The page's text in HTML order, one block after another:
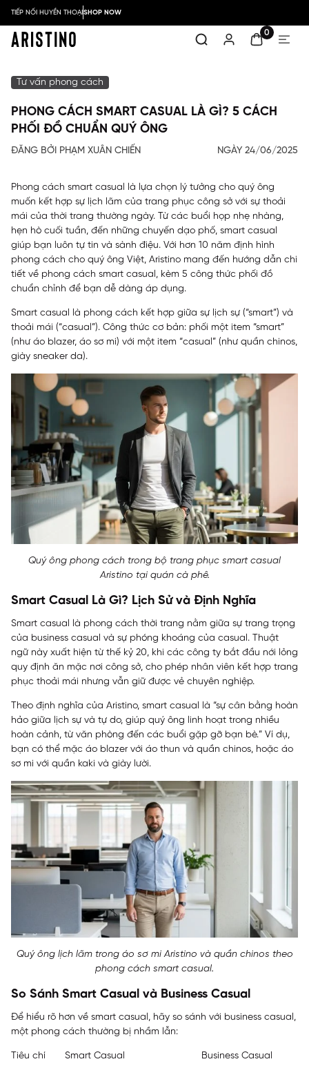
TIẾP NỐI HUYỀN THOẠISHOP NOW
0
Tư vấn phong cách
PHONG CÁCH SMART CASUAL LÀ GÌ? 5 CÁCH
PHỐI ĐỒ CHUẨN QUÝ ÔNG
ĐĂNG BỞI PHẠM XUÂN CHIẾN NGÀY 24/06/2025
Phong cách smart casual là lựa chọn lý tưởng cho quý ông
muốn kết hợp sự lịch lãm của trang phục công sở với sự thoải
mái của thời trang thường ngày. Từ các buổi họp nhẹ nhàng,
hẹn hò cuối tuần, đến những chuyến dạo phố, smart casual
giúp bạn luôn tự tin và sành điệu. Với hơn 10 năm định hình
phong cách cho quý ông Việt, Aristino mang đến hướng dẫn chi
tiết về phong cách smart casual, kèm 5 công thức phối đồ
chuẩn chỉnh để bạn dễ dàng áp dụng.
Smart casual là phong cách kết hợp giữa sự lịch sự (“smart”) và
thoải mái (“casual”). Công thức cơ bản: phối một item “smart”
(như áo blazer, áo sơ mi) với một item “casual” (như quần chinos,
giày sneaker da).
Quý ông phong cách trong bộ trang phục smart casual
Aristino tại quán cà phê.
Smart Casual Là Gì? Lịch Sử và Định Nghĩa
Smart casual là phong cách thời trang nằm giữa sự trang trọng
của business casual và sự phóng khoáng của casual. Thuật
ngữ này xuất hiện từ thế kỷ 20, khi các công ty bắt đầu nới lỏng
quy định ăn mặc nơi công sở, cho phép nhân viên kết hợp trang
phục thoải mái nhưng vẫn giữ được vẻ chuyên nghiệp.
Theo định nghĩa của Aristino, smart casual là “sự cân bằng hoàn
hảo giữa lịch sự và tự do, giúp quý ông linh hoạt trong nhiều
hoàn cảnh, từ văn phòng đến các buổi gặp gỡ bạn bè.” Ví dụ,
bạn có thể mặc áo blazer với áo thun và quần chinos, hoặc áo
sơ mi với quần kaki và giày lười.
Quý ông lịch lãm trong áo sơ mi Aristino và quần chinos theo
phong cách smart casual.
So Sánh Smart Casual và Business Casual
Để hiểu rõ hơn về smart casual, hãy so sánh với business casual,
một phong cách thường bị nhầm lẫn:
Tiêu chí Smart Casual Business Casual